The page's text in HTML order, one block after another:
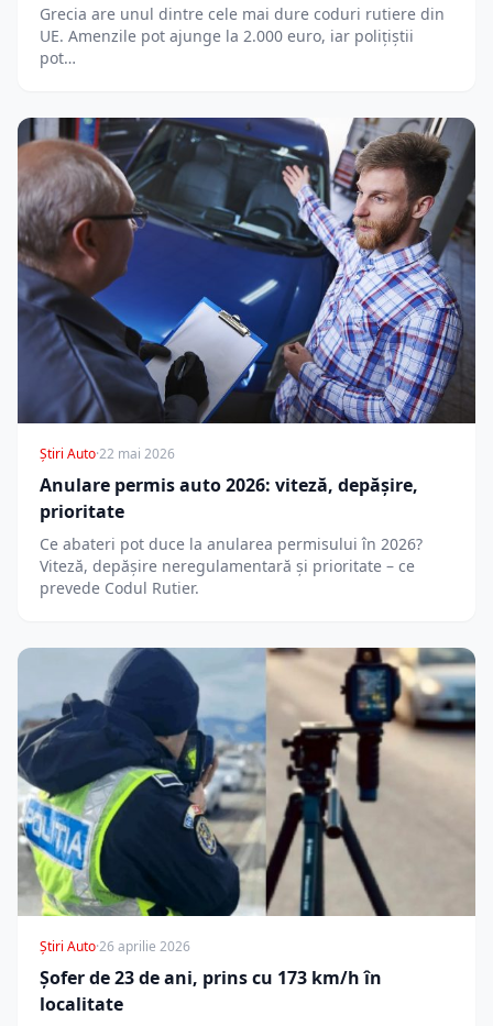
Grecia are unul dintre cele mai dure coduri rutiere din
UE. Amenzile pot ajunge la 2.000 euro, iar polițiștii
pot…
Știri Auto·22 mai 2026
Anulare permis auto 2026: viteză, depășire,
prioritate
Ce abateri pot duce la anularea permisului în 2026?
Viteză, depășire neregulamentară și prioritate – ce
prevede Codul Rutier.
Știri Auto·26 aprilie 2026
Șofer de 23 de ani, prins cu 173 km/h în
localitate